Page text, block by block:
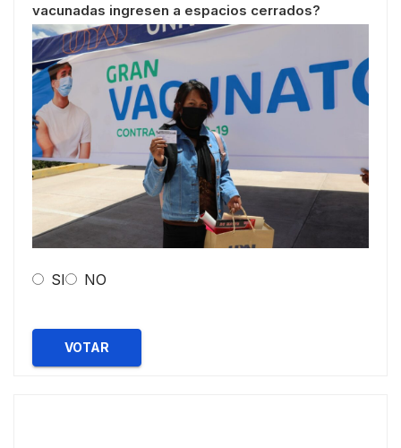
vacunadas ingresen a espacios cerrados?
SI NO
VOTAR